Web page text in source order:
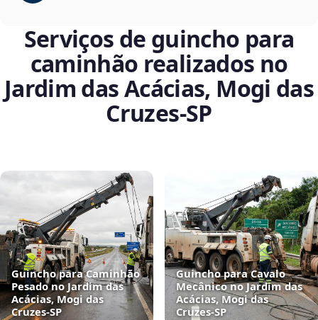
Serviços de guincho para
caminhão realizados no
Jardim das Acácias, Mogi das
Cruzes‑SP
Guincho para Caminhão
Pesado no Jardim das
Acácias, Mogi das
Cruzes‑SP
Guincho para Cavalo
Mecânico no Jardim das
Acácias, Mogi das
Cruzes‑SP